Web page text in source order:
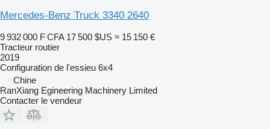
Mercedes-Benz Truck 3340 2640
9 932 000 F CFA 17 500 $US ≈ 15 150 €
Tracteur routier
2019
Configuration de l'essieu 6x4
Chine
RanXiang Egineering Machinery Limited
Contacter le vendeur